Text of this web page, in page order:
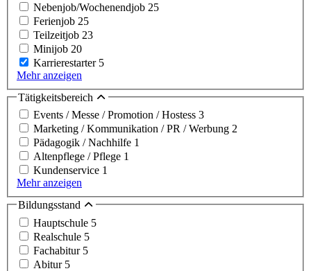
Nebenjob/Wochenendjob 25
Ferienjob 25
Teilzeitjob 23
Minijob 20
Karrierestarter 5
Mehr anzeigen
Tätigkeitsbereich
Events / Messe / Promotion / Hostess 3
Marketing / Kommunikation / PR / Werbung 2
Pädagogik / Nachhilfe 1
Altenpflege / Pflege 1
Kundenservice 1
Mehr anzeigen
Bildungsstand
Hauptschule 5
Realschule 5
Fachabitur 5
Abitur 5